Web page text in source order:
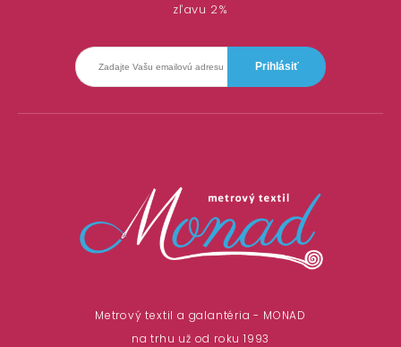
zľavu 2%
Metrový textil a galantéria - MONAD
na trhu už od roku 1993